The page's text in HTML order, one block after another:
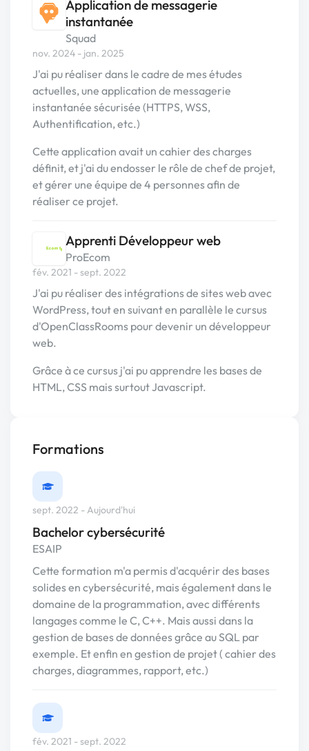
Application de messagerie
instantanée
Squad
nov. 2024 - jan. 2025
J'ai pu réaliser dans le cadre de mes études
actuelles, une application de messagerie
instantanée sécurisée (HTTPS, WSS,
Authentification, etc.)
Cette application avait un cahier des charges
définit, et j'ai du endosser le rôle de chef de projet,
et gérer une équipe de 4 personnes afin de
réaliser ce projet.
Apprenti Développeur web
ProEcom
fév. 2021 - sept. 2022
J'ai pu réaliser des intégrations de sites web avec
WordPress, tout en suivant en parallèle le cursus
d'OpenClassRooms pour devenir un développeur
web.
Grâce à ce cursus j'ai pu apprendre les bases de
HTML, CSS mais surtout Javascript.
Formations
sept. 2022 - Aujourd'hui
Bachelor cybersécurité
ESAIP
Cette formation m'a permis d'acquérir des bases
solides en cybersécurité, mais également dans le
domaine de la programmation, avec différents
langages comme le C, C++. Mais aussi dans la
gestion de bases de données grâce au SQL par
exemple. Et enfin en gestion de projet ( cahier des
charges, diagrammes, rapport, etc.)
fév. 2021 - sept. 2022